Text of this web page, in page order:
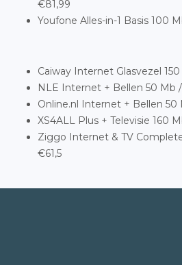
€81,99
Youfone Alles-in-1 Basis 100
Caiway Internet Glasvezel
NLE Internet + Bellen 50 Mb
Online.nl Internet + Bellen 50
XS4ALL Plus + Televisie 160
Ziggo Internet & TV
€61,5